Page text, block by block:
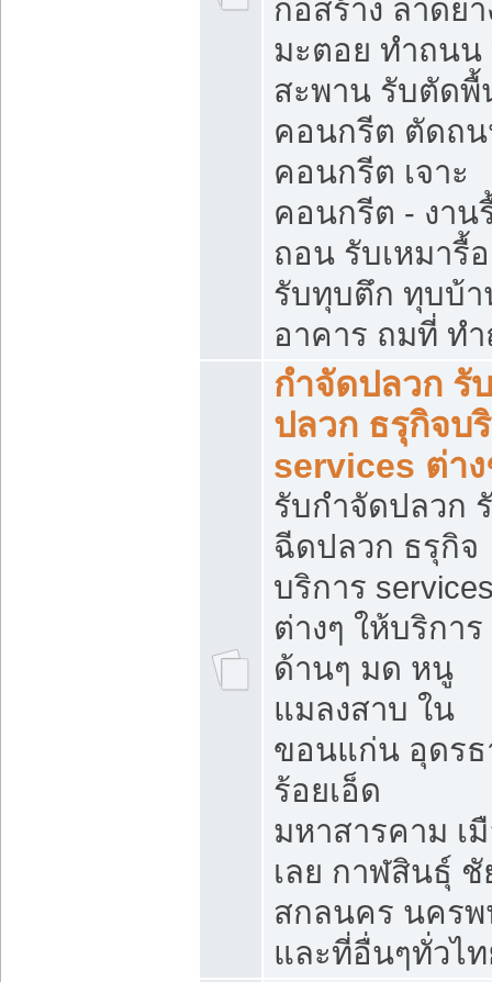
ก่อสร้าง ลาดยา
มะตอย ทำถนน
สะพาน รับตัดพื้
คอนกรีต ตัดถ
คอนกรีต เจาะ
คอนกรีต - งาน
ถอน รับเหมารื้
รับทุบตึก ทุบบ้า
อาคาร ถมที่ ท
กำจัดปลวก รั
ปลวก ธรุกิจบ
services ต่าง
รับกำจัดปลวก
ฉีดปลวก ธรุกิจ
บริการ
ต่างๆ ให้บริการ
ด้านๆ มด หนู
แมลงสาบ ใน
ขอนแก่น อุดร
ร้อยเอ็ด
มหาสารคาม เ
เลย กาฬสินธุ์
สกลนคร นคร
และที่อื่นๆทั่วไ